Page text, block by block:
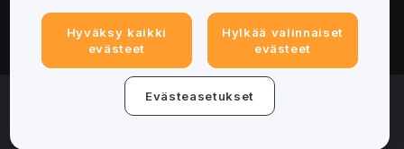
Lakiasiat
© 2025-2026 Bybit.eu. All rights reserved.
Hyväksy kaikki
evästeet
Hylkää valinnaiset
evästeet
Evästeasetukset